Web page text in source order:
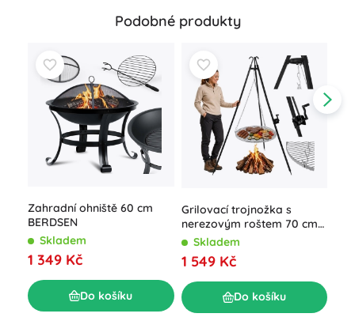
Podobné produkty
Zahradní ohniště 60 cm
BERDSEN
Skladem
1 349 Kč
Do košíku
Grilovací trojnožka s
nerezovým roštem 70 cm
Kaminer
Skladem
1 549 Kč
Do košíku